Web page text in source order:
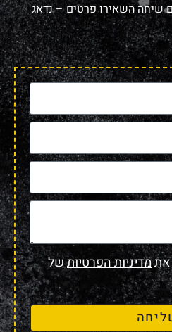
שיחה השאירו פרטים – נדאג
אתמדיניות הפרטיותשל